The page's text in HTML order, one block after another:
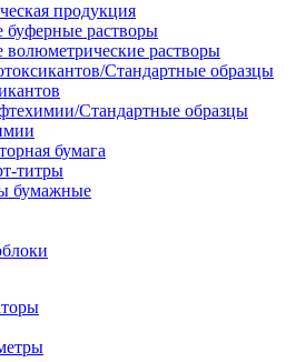
продукция
буферные растворы
волюметрические растворы
Стандартные образцы
Стандартные образцы
бумага
титры
бумажные